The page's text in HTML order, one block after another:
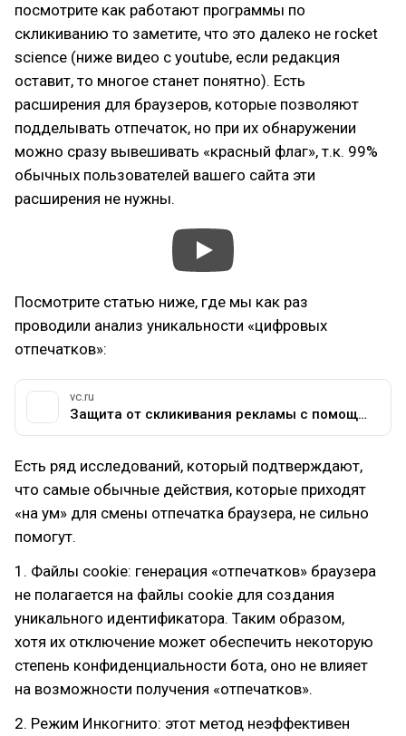
посмотрите как работают программы по
скликиванию то заметите, что это далеко не rocket
science (ниже видео с youtube, если редакция
оставит, то многое станет понятно). Есть
расширения для браузеров, которые позволяют
подделывать отпечаток, но при их обнаружении
можно сразу вывешивать «красный флаг», т.к. 99%
обычных пользователей вашего сайта эти
расширения не нужны.
Посмотрите статью ниже, где мы как раз
проводили анализ уникальности «цифровых
отпечатков»:
vc.ru
Защита от скликивания рекламы с помощью анализа fingerprint браузеров. Как это работает? — Сервисы на vc.ru
Есть ряд исследований, который подтверждают,
что самые обычные действия, которые приходят
«на ум» для смены отпечатка браузера, не сильно
помогут.
1. Файлы cookie: генерация «отпечатков» браузера
не полагается на файлы cookie для создания
уникального идентификатора. Таким образом,
хотя их отключение может обеспечить некоторую
степень конфиденциальности бота, оно не влияет
на возможности получения «отпечатков».
2. Режим Инкогнито: этот метод неэффективен